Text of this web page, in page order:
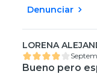
Denunciar
LORENA
Bueno pero